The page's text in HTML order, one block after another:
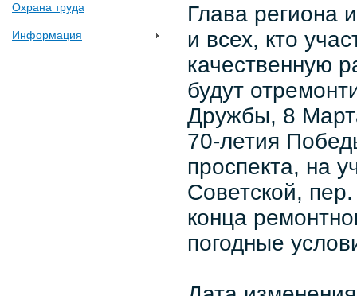
Охрана труда
Информация
Глава региона
и всех, кто
качественную
будут
Дружбы, 8
70-летия
проспекта, на
Советской,
конца
погодные